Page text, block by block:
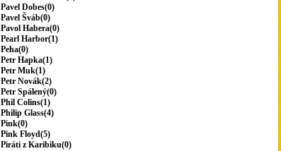
Pavel Dobes(0)
Pavel Šváb(0)
Pavol Habera(0)
Pearl Harbor(1)
Peha(0)
Petr Hapka(1)
Petr Muk(1)
Petr Novák(2)
Petr Spálený(0)
Phil Colins(1)
Philip Glass(4)
Pink(0)
Pink Floyd(5)
Piráti z Karibiku(0)